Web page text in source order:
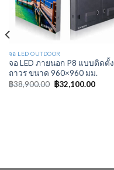
จอ LED OUTDOOR
จอ LED ภายนอก P8 แบบติดตั้ง
ถาวร ขนาด 960×960 มม.
฿38,900.00 ฿32,100.00